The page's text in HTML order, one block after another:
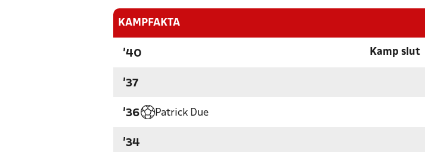
KAMPFAKTA
'40 Kamp slut
'37
'36 Patrick Due
'34